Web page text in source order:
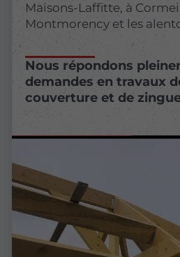
Maisons-Laffitte, à
Montmorency et les
Nous répondons
demandes en travaux
couverture et de